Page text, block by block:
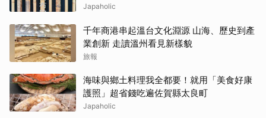
Japaholic
千年商港串起溫台文化淵源 山海、歷史到產
業創新 走讀溫州看見新樣貌
旅報
海味與鄉土料理我全都要！就用「美食好康
護照」超省錢吃遍佐賀縣太良町
Japaholic